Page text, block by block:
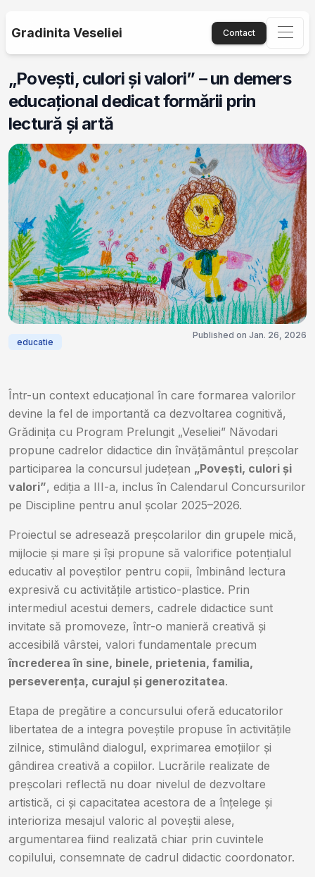
Gradinita Veseliei Contact
„Povești, culori și valori” – un demers
educațional dedicat formării prin
lectură și artă
educatie
Published on Jan. 26, 2026
Într-un context educațional în care formarea valorilor
devine la fel de importantă ca dezvoltarea cognitivă,
Grădinița cu Program Prelungit „Veseliei” Năvodari
propune cadrelor didactice din învățământul preșcolar
participarea la concursul județean „Povești, culori și
valori”, ediția a III-a, inclus în Calendarul Concursurilor
pe Discipline pentru anul școlar 2025–2026.
Proiectul se adresează preșcolarilor din grupele mică,
mijlocie și mare și își propune să valorifice potențialul
educativ al poveștilor pentru copii, îmbinând lectura
expresivă cu activitățile artistico-plastice. Prin
intermediul acestui demers, cadrele didactice sunt
invitate să promoveze, într-o manieră creativă și
accesibilă vârstei, valori fundamentale precum
încrederea în sine, binele, prietenia, familia,
perseverența, curajul și generozitatea.
Etapa de pregătire a concursului oferă educatorilor
libertatea de a integra poveștile propuse în activitățile
zilnice, stimulând dialogul, exprimarea emoțiilor și
gândirea creativă a copiilor. Lucrările realizate de
preșcolari reflectă nu doar nivelul de dezvoltare
artistică, ci și capacitatea acestora de a înțelege și
interioriza mesajul valoric al poveștii alese,
argumentarea fiind realizată chiar prin cuvintele
copilului, consemnate de cadrul didactic coordonator.